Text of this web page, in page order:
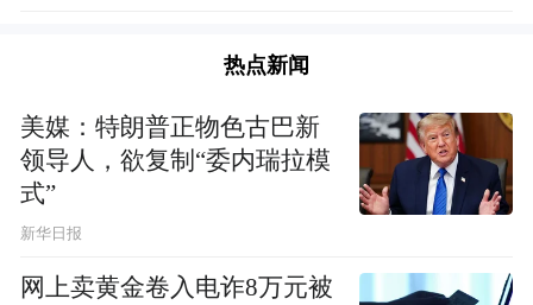
簇，万灯辉映，由中国社会科学院世界宗教
研究所、云南省佛教协会主办，西双版纳州
民族宗教事务委员会、西双版纳州佛教协
会、西双版纳总佛寺承办的首届南传佛教高
峰论坛暨帕松列和帕祜巴升座祈福法会在此
热点新闻
美媒：特朗普正物色古巴新
领导人，欲复制“委内瑞拉模
式”
新华日报
网上卖黄金卷入电诈8万元被